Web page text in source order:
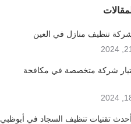
تنظيف منازل في العين
شركة متخصصة في مكافحة
تقنيات تنظيف السجاد في أبوظبي